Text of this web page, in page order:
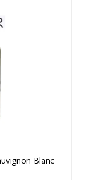
Blanc